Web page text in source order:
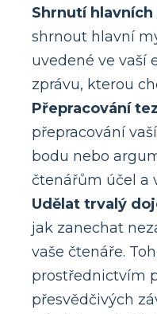
Shrnutí hlavních
shrnout hlavní
uvedené ve vaší
zprávu, kterou
Přepracování
přepracování
bodu nebo
čtenářům účel a
Udělat trvalý
jak zanechat
vaše čtenáře.
prostřednictvím
přesvědčivých